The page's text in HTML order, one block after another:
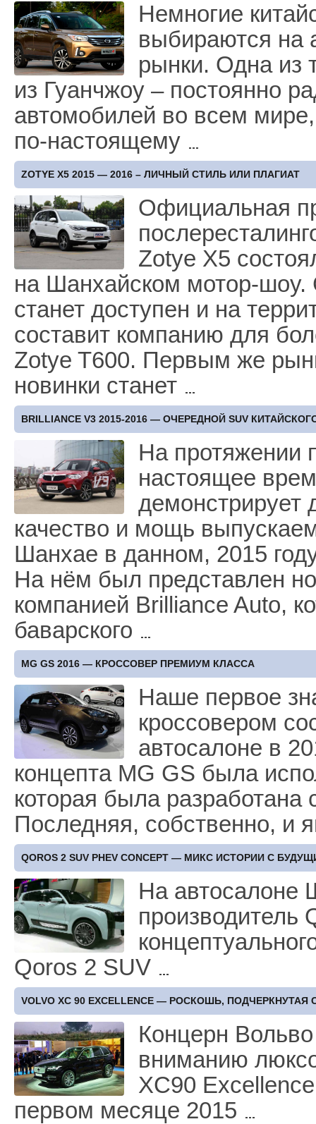
Немногие
выбираются на
рынки. Одна из
из Гуанчжоу – постоянно
автомобилей во всем
по-настоящему
ZOTYE X5 2015 — 2016 – ЛИЧНЫЙ СТИЛЬ ИЛИ ПЛАГИАТ
Официальная
Zotye X5
на Шанхайском мотор-шоу.
станет доступен и на
составит компанию для
Zotye T600. Первым же
новинки станет
BRILLIANCE V3 2015-2016 — ОЧЕРЕДНОЙ SUV
На протяжении
настоящее
демонстрирует
качество и мощь
Шанхае в данном, 2015
На нём был представлен
компанией Brilliance Autо,
баварского
MG GS 2016 — КРОССОВЕР ПРЕМИУМ КЛАССА
Наше первое
кроссовером
автосалоне в
концепта MG GS была
которая была разработана
Последняя, собственно, и
QOROS 2 SUV PHEV CONCEPT — МИКС ИСТОРИИ С
На автосалоне
производитель
Qoros 2 SUV
VOLVO XC 90 EXCELLENCE — РОСКОШЬ,
Концерн
вниманию
XC90
первом месяце 2015